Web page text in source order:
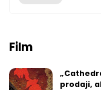
Film
prodaji,